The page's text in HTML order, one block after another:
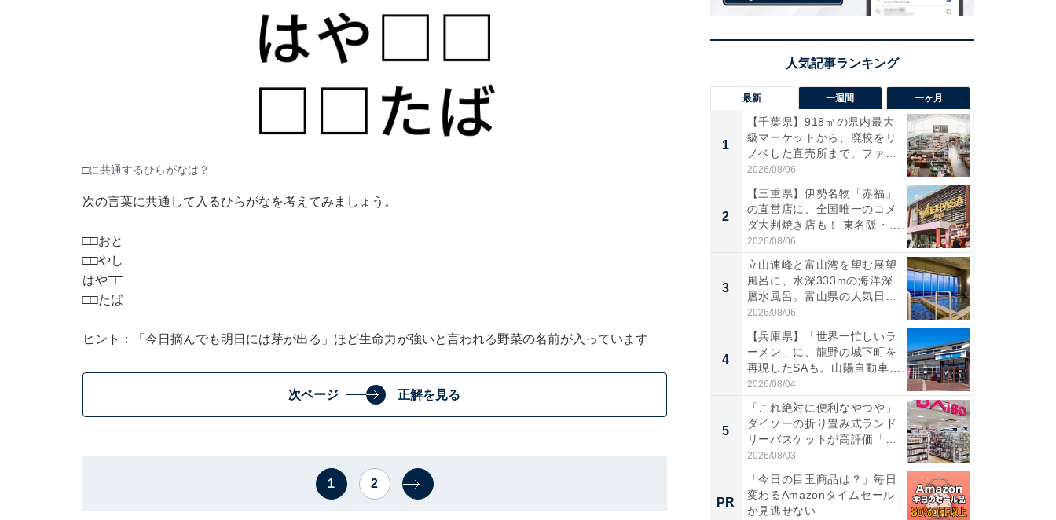
□に共通するひらがなは？
次の言葉に共通して入るひらがなを考えてみましょう。
□□おと
□□やし
はや□□
□□たば
ヒント：「今日摘んでも明日には芽が出る」ほど生命力が強いと言われる野菜の名前が入っています
次ページ 正解を見る
1 2
最新 一週間 一ヶ月
1
【千葉県】918㎡の県内最大
級マーケットから、廃校をリ
ノベした直売所まで。ファ
ー...
2026/08/06
2
【三重県】伊勢名物「赤福」
の直営店に、全国唯一のコメ
ダ大判焼き店も！ 東名阪・
伊...
2026/08/06
3
立山連峰と富山湾を望む展望
風呂に、水深333mの海洋深
層水風呂。富山県の人気日
帰...
2026/08/06
4
【兵庫県】「世界一忙しいラ
ーメン」に、龍野の城下町を
再現したSAも。山陽自動車
道...
2026/08/04
5
「これ絶対に便利なやつや」
ダイソーの折り畳み式ランド
リーバスケットが高評価「使
わ...
2026/08/03
PR
「今日の目玉商品は？」毎日
変わるAmazonタイムセール
が見逃せない